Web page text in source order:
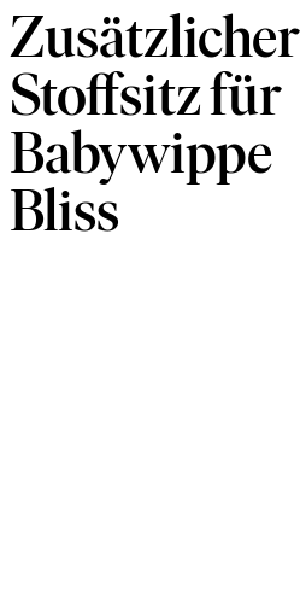
Zusätzlicher
Stoffsitz für
Babywippe
Bliss